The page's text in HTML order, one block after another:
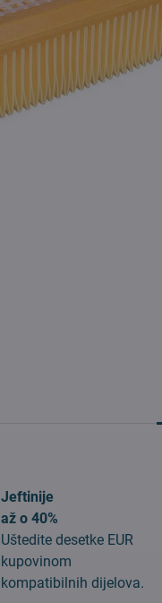
Jeftinije
až o 40%
Uštedite desetke EUR
kupovinom
kompatibilnih dijelova.